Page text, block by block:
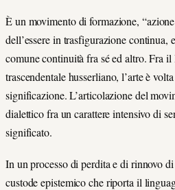
È un movimento di formazione,
dell’essere in trasfigurazione continua,
comune continuità fra sé ed altro. Fra
trascendentale husserliano, l’arte è
significazione. L’articolazione del
dialettico fra un carattere intensivo di
significato.
In un processo di perdita e di rinnovo
custode epistemico che riporta il